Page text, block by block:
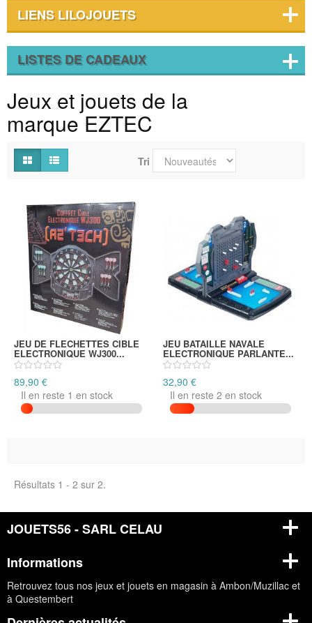
LIENS LILOJOUETS
LISTES DE CADEAUX
Jeux et jouets de la
marque EZTEC
Tri
JEU DE FLECHETTES CIBLE
ELECTRONIQUE WJ300...
89,90 €
Il en reste 1 en stock
JEU BATAILLE NAVALE
ELECTRONIQUE PARLANTE...
32,90 €
Il en reste 2 en stock
Résultats 1 - 2 sur 2.
JOUETS56 - SARL CELAU
Informations
Retrouvez tous nos jeux et jouets en magasin à Ambon/Muzillac et
à Questembert